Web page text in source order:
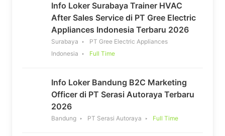
Info Loker Surabaya Trainer HVAC
After Sales Service di PT Gree Electric
Appliances Indonesia Terbaru 2026
Surabaya
PT Gree Electric Appliances
Indonesia
Full Time
Info Loker Bandung B2C Marketing
Officer di PT Serasi Autoraya Terbaru
2026
Bandung PT Serasi Autoraya Full Time